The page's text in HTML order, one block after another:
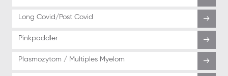
Long Covid/Post Covid
Pinkpaddler
Plasmozytom / Multiples Myelom